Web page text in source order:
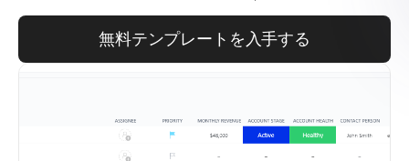
無料テンプレートを入手する